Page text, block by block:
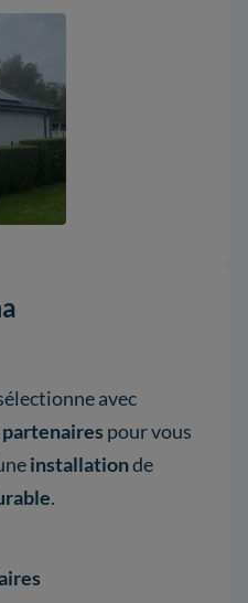
avec
partenaires pour vous
installationde
.